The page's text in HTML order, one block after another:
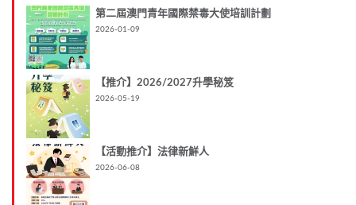
第二屆澳門青年國際禁毒大使培訓計劃
2026-01-09
【推介】2026/2027升學秘笈
2026-05-19
【活動推介】法律新鮮人
2026-06-08